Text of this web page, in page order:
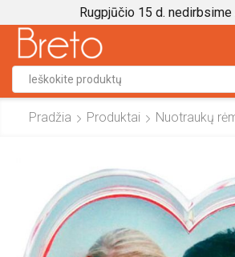
Rugpjūčio 15 d. nedirbsime
input
Pradžia Produktai Nuotraukų